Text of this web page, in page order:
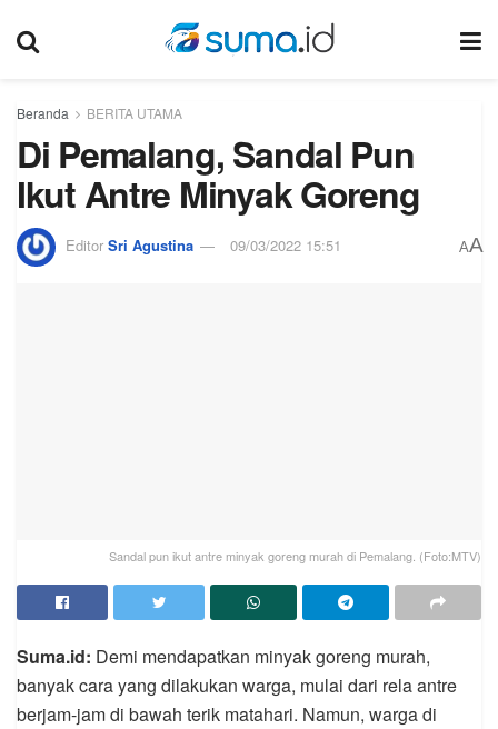
Beranda BERITA UTAMA
Di Pemalang, Sandal Pun
Ikut Antre Minyak Goreng
Editor Sri Agustina 09/03/2022 15:51 AA
Sandal pun ikut antre minyak goreng murah di Pemalang. (Foto:MTV)
Suma.id: Demi mendapatkan minyak goreng murah,
banyak cara yang dilakukan warga, mulai dari rela antre
berjam-jam di bawah terik matahari. Namun, warga di